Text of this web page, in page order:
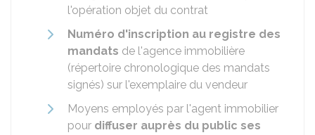
l'opération objet du contrat
Numéro d'inscription au registre des
mandats de l'agence immobilière
(répertoire chronologique des mandats
signés) sur l'exemplaire du vendeur
Moyens employés par l'agent immobilier
pour diffuser auprès du public ses